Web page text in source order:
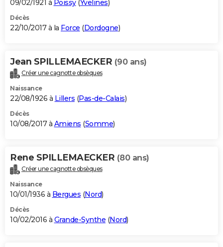
09/02/1921 à Poissy(Yvelines)
Décès
22/10/2017 à la Force (Dordogne)
Jean SPILLEMAECKER (90 ans)
Créer une cagnotte obsèques
Naissance
22/08/1926 à Lillers (Pas-de-Calais)
Décès
10/08/2017 à Amiens (Somme)
Rene SPILLEMAECKER (80 ans)
Créer une cagnotte obsèques
Naissance
10/01/1936 à Bergues (Nord)
Décès
10/02/2016 à Grande-Synthe (Nord)